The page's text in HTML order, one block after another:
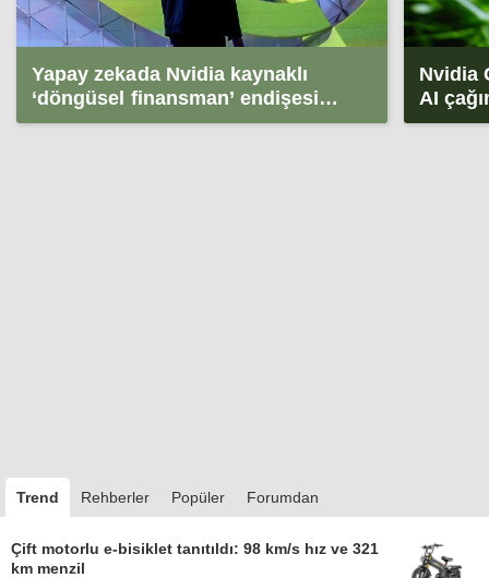
Yapay zekada Nvidia kaynaklı
‘döngüsel finansman’ endişesi
büyüyor
Nvidia
AI
Trend Rehberler Popüler Forumdan
Çift motorlu e-bisiklet tanıtıldı: 98 km/s hız ve 321
km menzil